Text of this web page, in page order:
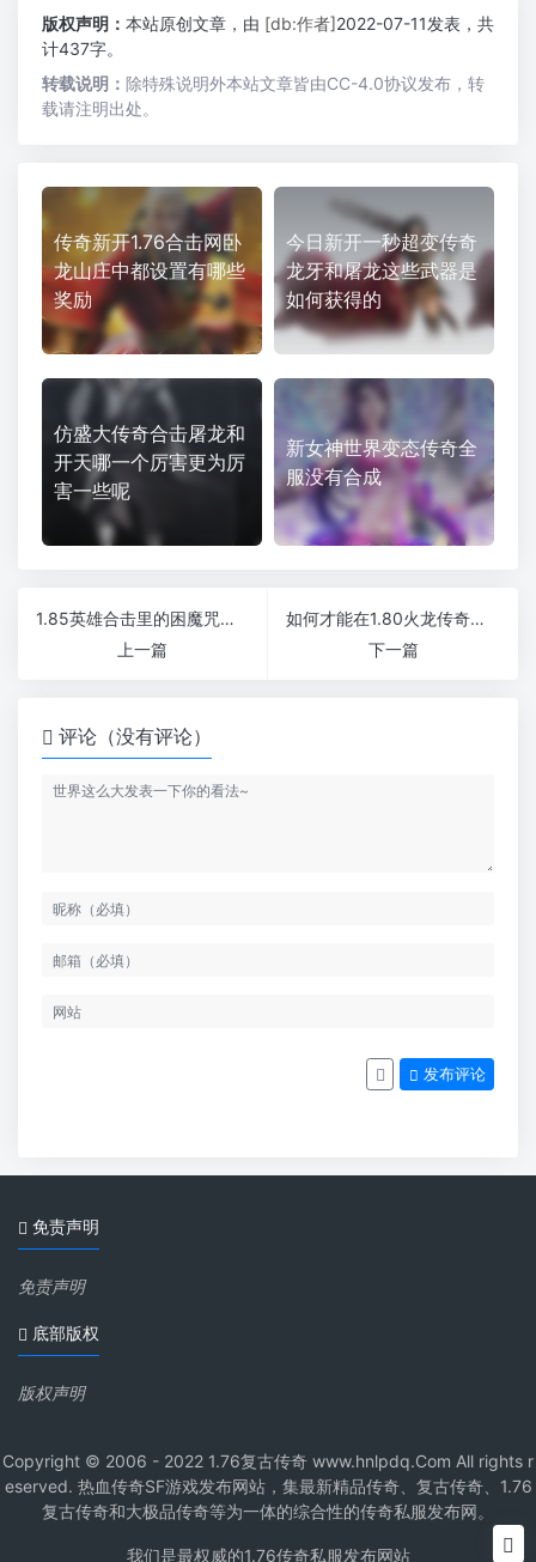
版权声明： 本站原创文章，由 [db:作者]2022-07-11发表，共
计437字。
转载说明： 除特殊说明外本站文章皆由CC-4.0协议发布，转
载请注明出处。
传奇新开1.76合击网卧
龙山庄中都设置有哪些
奖励
今日新开一秒超变传奇
龙牙和屠龙这些武器是
如何获得的
仿盛大传奇合击屠龙和
开天哪一个厉害更为厉
害一些呢
新女神世界变态传奇全
服没有合成
1.85英雄合击里的困魔咒是一个摆设吗
上一篇
如何才能在1.80火龙传奇里赚到钱
下一篇
评论（没有评论）
发布评论
免责声明
免责声明
底部版权
版权声明
Copyright © 2006 - 2022 1.76复古传奇 www.hnlpdq.Com All rights r
eserved. 热血传奇SF游戏发布网站，集最新精品传奇、复古传奇、1.76
复古传奇和大极品传奇等为一体的综合性的传奇私服发布网。
我们是最权威的1.76传奇私服发布网站